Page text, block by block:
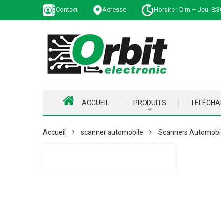
Contact Adresse Horaire : Dim – Jeu:
ACCUEIL PRODUITS
Accueil scanner automobile Scanners